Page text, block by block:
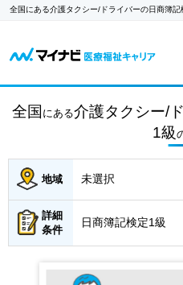
全国にある介護タクシー/ドライバーの日商簿記
全国 にある介護タクシー/
1級
地域 未選択
詳細
条件
日商簿記検定1級